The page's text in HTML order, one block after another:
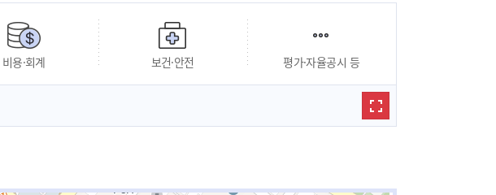
비용·회계 보건·안전 평가·자율공시 등